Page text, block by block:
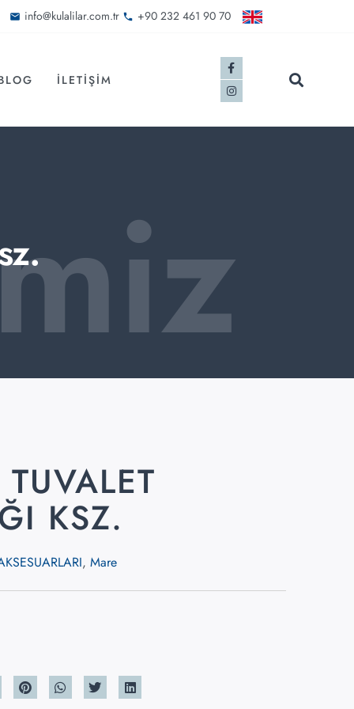
info@kulalilar.com.tr +90 232 461 90 70
İLETIŞIM
KSZ.
, Mare